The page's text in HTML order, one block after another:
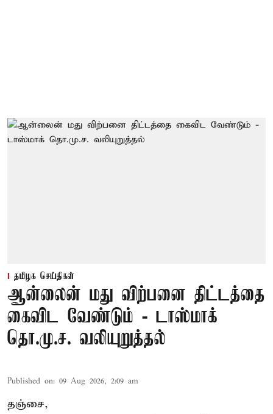
தமிழக செய்திகள்
ஆன்லைன் மது விற்பனை திட்டத்தை
கைவிட வேண்டும் - டாஸ்மாக்
தொ.மு.ச. வலியுறுத்தல்
Published on: 09 Aug 2026, 2:09 am
தஞ்சை,